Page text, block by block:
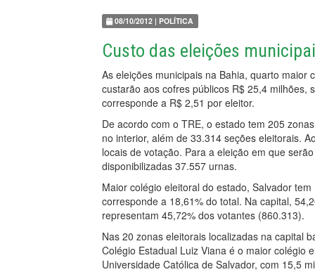
08/10/2012 | POLÍTICA
Custo das eleições
As eleições municipais na Bahia, quarto
custarão aos cofres públicos R$ 25,4 milhões,
corresponde a R$ 2,51 por eleitor.
De acordo com o TRE, o estado tem 205
no interior, além de 33.314 seções eleitorais.
locais de votação. Para a eleição em que
disponibilizadas 37.557 urnas.
Maior colégio eleitoral do estado, Salvador
corresponde a 18,61% do total. Na capital,
representam 45,72% dos votantes (860.313).
Nas 20 zonas eleitorais localizadas na capital
Colégio Estadual Luiz Viana é o maior colégio
Universidade Católica de Salvador, com 15,5